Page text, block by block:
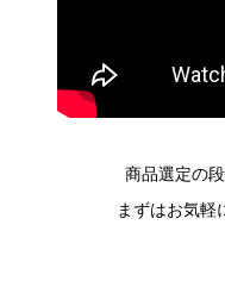
商品選定の
まずはお気軽